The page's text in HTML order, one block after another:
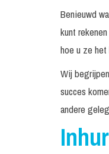
Benieuwd
kunt
hoe u ze
Wij
succes
andere